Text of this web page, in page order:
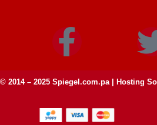
© 2014 – 2025 Spiegel.com.pa| Hosting